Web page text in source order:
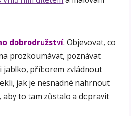
dobrodružství. Objevovat, co
prozkoumávat, poznávat
jablko, příborem zvládnout
jak je nesnadné nahrnout
aby to tam zůstalo a dopravit